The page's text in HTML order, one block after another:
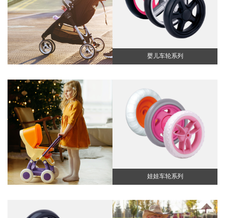
婴儿车轮系列
娃娃车轮系列